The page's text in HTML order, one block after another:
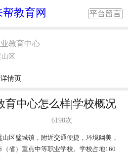
教育网 平台留言
教育中心
区
情页
育中心怎么样|学校概况
6198次
区璧城镇，附近交通便捷，环境幽美，
省）重点中等职业学校。学校占地160